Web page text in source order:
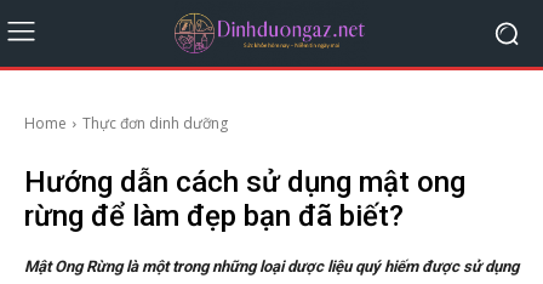
Home Thực đơn dinh dưỡng
Hướng dẫn cách sử dụng mật ong
rừng để làm đẹp bạn đã biết?
Mật Ong Rừng là một trong những loại dược liệu quý hiếm được sử dụng